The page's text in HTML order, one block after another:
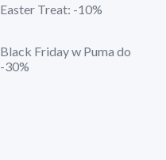
Easter Treat: -10%
Black Friday w Puma do
-30%